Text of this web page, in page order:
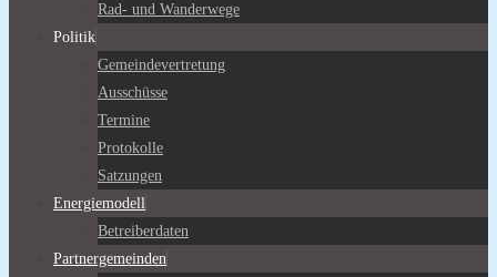
Rad- und Wanderwege
Politik
Gemeindevertretung
Ausschüsse
Termine
Protokolle
Satzungen
Energiemodell
Betreiberdaten
Partnergemeinden